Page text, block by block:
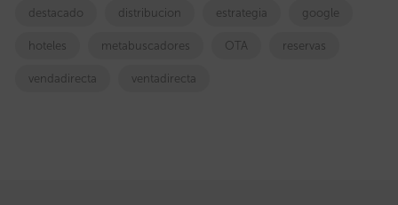
destacado distribucion estrategia google
hoteles metabuscadores OTA reservas
vendadirecta ventadirecta